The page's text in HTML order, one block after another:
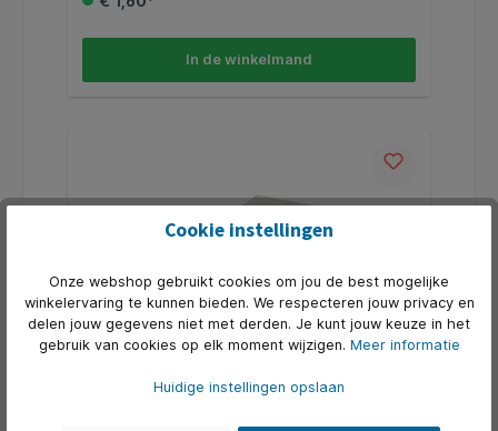
In de winkelmand
Inktkussen Trodat metaal 9052M
Cookie instellingen
Onze webshop gebruikt cookies om jou de best mogelijke
winkelervaring te kunnen bieden. We respecteren jouw privacy en
delen jouw gegevens niet met derden. Je kunt jouw keuze in het
gebruik van cookies op elk moment wijzigen. Meer informatie
Huidige instellingen opslaan